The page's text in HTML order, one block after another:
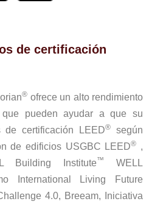
de certificación
® ofrece un alto rendimiento
pueden ayudar a que su
certificación LEED®
según
de edificios USGBC LEED® ,
Building Institute™
WELL
International Living Future
4.0, Breeam, Iniciativa